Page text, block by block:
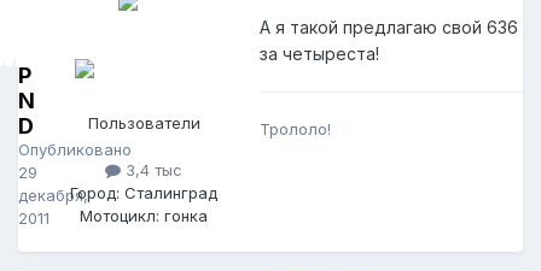
P
N
D
Опубликовано
29
декабря,
2011
Пользователи
3,4 тыс
Город: Сталинград
Мотоцикл: гонка
А я такой предлагаю свой 636
за четыреста!
Трололо!